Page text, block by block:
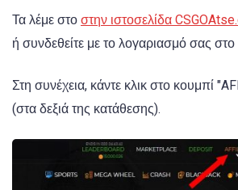
Τα λέμε στο στην ιστοσελίδα
ή συνδεθείτε με το λογαριασμό σας
Στη συνέχεια, κάντε κλικ στο κουμπί
(στα δεξιά της κατάθεσης).